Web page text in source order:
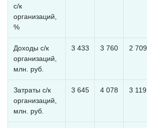
с/к
организаций,
%
Доходы с/к
организаций,
млн. руб.
3 433 3 760 2 709
Затраты с/к
организаций,
млн. руб.
3 645 4 078 3 119